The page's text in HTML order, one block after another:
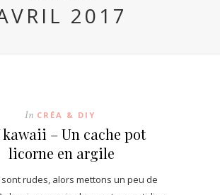
2017
In CRÉA & DIY
kawaii – Un cache pot
licorne en argile
rudes, alors mettons un peu de